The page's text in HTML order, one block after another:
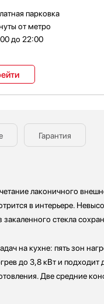
парковка
от метро
до 22:00
Гарантия
лаконичного
в интерьере.
стекла
на кухне: пять зон
до 3,8 кВт и
Две средние